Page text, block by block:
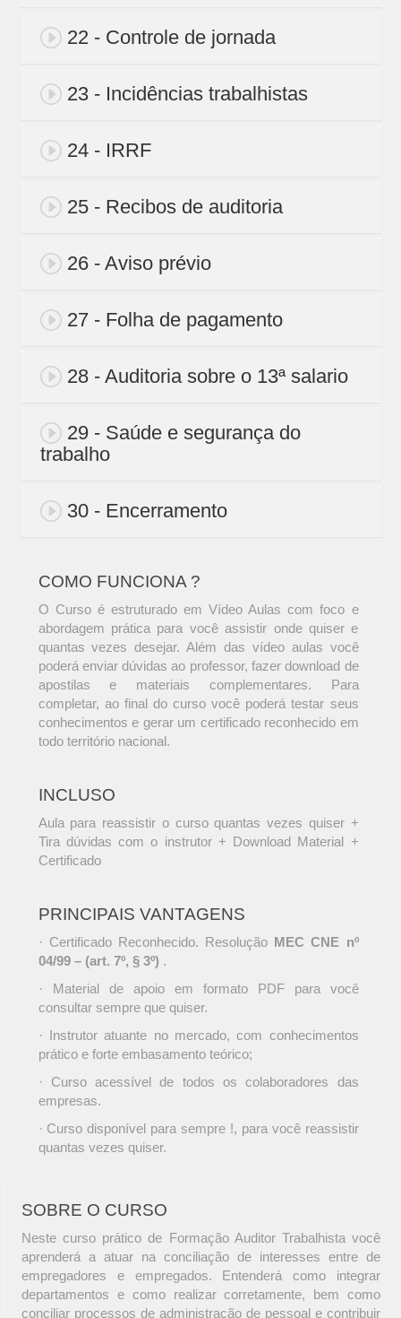
22 - Controle de jornada
23 - Incidências trabalhistas
24 - IRRF
25 - Recibos de auditoria
26 - Aviso prévio
27 - Folha de pagamento
28 - Auditoria sobre o 13ª salario
29 - Saúde e segurança do
trabalho
30 - Encerramento
COMO FUNCIONA ?
O Curso é estruturado em Vídeo Aulas com foco e
abordagem prática para você assistir onde quiser e
quantas vezes desejar. Além das vídeo aulas você
poderá enviar dúvidas ao professor, fazer download de
apostilas e materiais complementares. Para
completar, ao final do curso você poderá testar seus
conhecimentos e gerar um certificado reconhecido em
todo território nacional.
INCLUSO
Aula para reassistir o curso quantas vezes quiser +
Tira dúvidas com o instrutor + Download Material +
Certificado
PRINCIPAIS VANTAGENS
· Certificado Reconhecido. Resolução MEC CNE nº
04/99 – (art. 7º, § 3º) .
· Material de apoio em formato PDF para você
consultar sempre que quiser.
· Instrutor atuante no mercado, com conhecimentos
prático e forte embasamento teórico;
· Curso acessível de todos os colaboradores das
empresas.
· Curso disponível para sempre !, para você reassistir
quantas vezes quiser.
SOBRE O CURSO
Neste curso prático de Formação Auditor Trabalhista você
aprenderá a atuar na conciliação de interesses entre de
empregadores e empregados. Entenderá como integrar
departamentos e como realizar corretamente, bem como
conciliar processos de administração de pessoal e contribuir